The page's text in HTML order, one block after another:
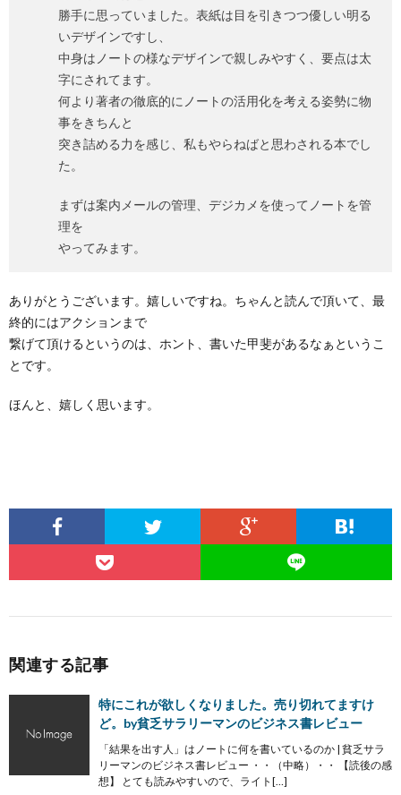
勝手に思っていました。表紙は目を引きつつ優しい明る
いデザインですし、
中身はノートの様なデザインで親しみやすく、要点は太
字にされてます。
何より著者の徹底的にノートの活用化を考える姿勢に物
事をきちんと
突き詰める力を感じ、私もやらねばと思わされる本でし
た。
まずは案内メールの管理、デジカメを使ってノートを管
理を
やってみます。
ありがとうございます。嬉しいですね。ちゃんと読んで頂いて、最
終的にはアクションまで
繋げて頂けるというのは、ホント、書いた甲斐があるなぁというこ
とです。
ほんと、嬉しく思います。
関連する記事
特にこれが欲しくなりました。売り切れてますけ
ど。by貧乏サラリーマンのビジネス書レビュー
「結果を出す人」はノートに何を書いているのか | 貧乏サラ
リーマンのビジネス書レビュー ・・（中略）・・ 【読後の感
想】 とても読みやすいので、ライト[…]